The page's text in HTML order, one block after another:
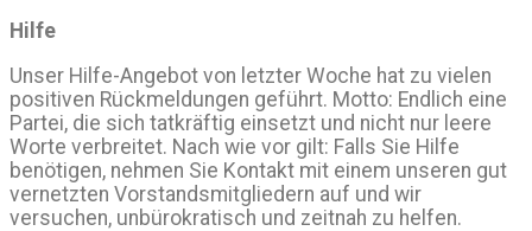
Hilfe
Unser Hilfe-Angebot von letzter Woche hat zu vielen
positiven Rückmeldungen geführt. Motto: Endlich eine
Partei, die sich tatkräftig einsetzt und nicht nur leere
Worte verbreitet. Nach wie vor gilt: Falls Sie Hilfe
benötigen, nehmen Sie Kontakt mit einem unseren gut
vernetzten Vorstandsmitgliedern auf und wir
versuchen, unbürokratisch und zeitnah zu helfen.